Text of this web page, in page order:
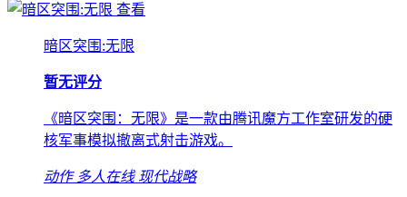
查看
暗区突围:无限
暂无评分
《暗区突围：无限》是一款由腾讯魔方工作室研发的硬
核军事模拟撤离式射击游戏。
动作 多人在线 现代战略